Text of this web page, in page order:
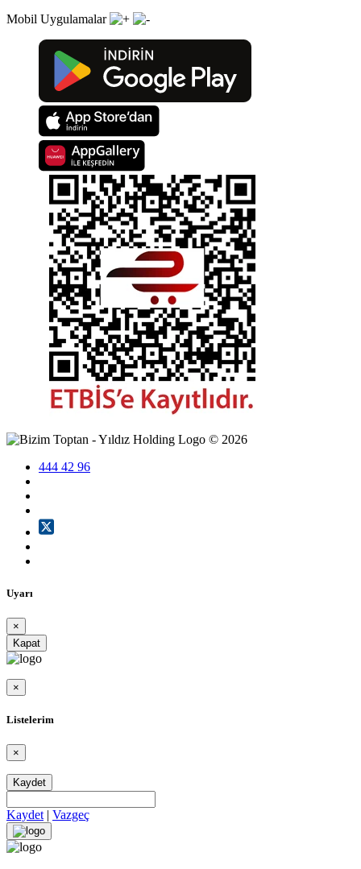
Mobil Uygulamalar
© 2026
444 42 96
Uyarı
×
Kapat
×
Listelerim
×
Kaydet
Kaydet | Vazgeç